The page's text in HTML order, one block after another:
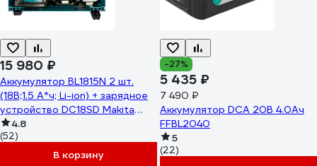
15 980 ₽
Аккумулятор BL1815N 2 шт.
(18В;1.5 А*ч; Li-ion) + зарядное
устройство DC18SD Makita
197143-8
4.8
(52)
В корзину
-27%
5 435 ₽
7 490 ₽
Аккумулятор DCA 20В 4.0Ач
FFBL2040
5
(22)